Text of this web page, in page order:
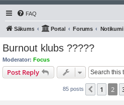
FAQ
Sākums Portal Forums
Burnout klubs ?????
Moderator: Focus
Post Reply
85 posts Previous
1 2